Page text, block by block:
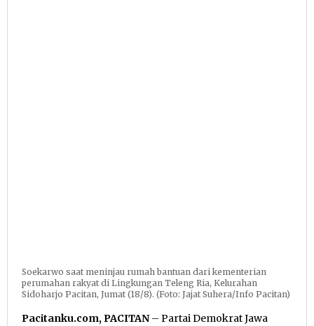
Soekarwo saat meninjau rumah bantuan dari kementerian
perumahan rakyat di Lingkungan Teleng Ria, Kelurahan
Sidoharjo Pacitan, Jumat (18/8). (Foto: Jajat Suhera/Info Pacitan)
Pacitanku.com, PACITAN – Partai Demokrat Jawa